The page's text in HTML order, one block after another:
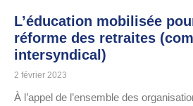
L’éducation mobilisée
réforme des retraites
intersyndical)
2 février 2023
À l’appel de l’ensemble des